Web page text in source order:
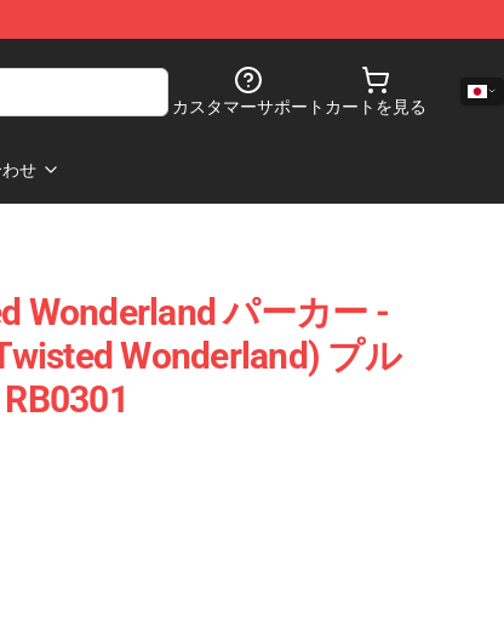
カスタマーサポート カートを見る
せ
Wonderland パーカー -
Wonderland) プル